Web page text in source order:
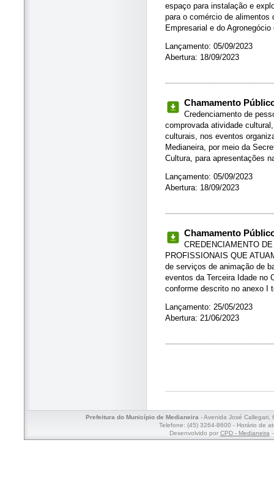
espaço para instalação e
para o comércio de alimentos
Empresarial e do
Lançamento: 05/09/2023
Abertura: 18/09/2023
Chamamento
Credenciamento de
comprovada atividade
culturais, nos eventos
Medianeira, por meio da
Cultura, para apresentações
Lançamento: 05/09/2023
Abertura: 18/09/2023
Chamamento
CREDENCIAMENTO
PROFISSIONAIS QUE
de serviços de animação de
eventos da Terceira Idade no
conforme descrito no anexo I
Lançamento: 25/05/2023
Abertura: 21/06/2023
Prefeitura do Município de Medianeira - Avenida José Callegari,
Telefone: (45) 3264-8600 - Horário de
Desenvolvido por CPD - Medianeira